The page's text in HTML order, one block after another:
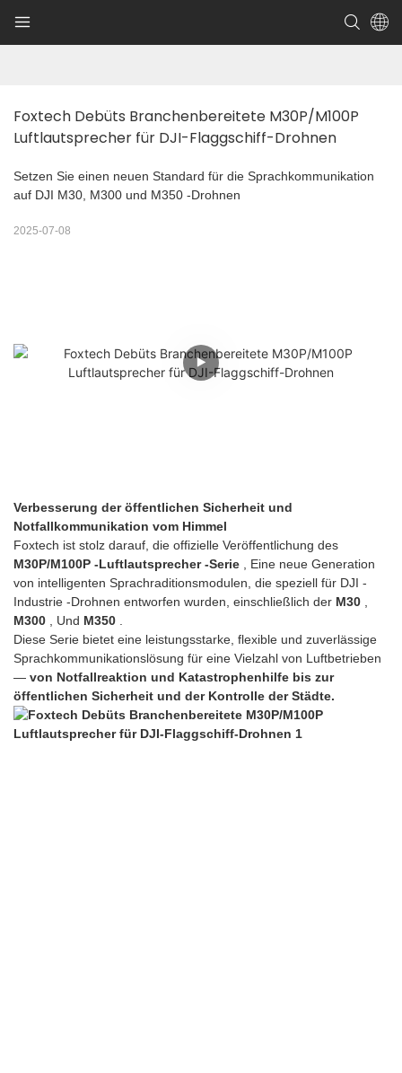
Foxtech Debüts Branchenbereitete M30P/M100P
Luftlautsprecher für DJI-Flaggschiff-Drohnen
Setzen Sie einen neuen Standard für die Sprachkommunikation
auf DJI M30, M300 und M350 -Drohnen
2025-07-08
Verbesserung der öffentlichen Sicherheit und
Notfallkommunikation vom Himmel
Foxtech ist stolz darauf, die offizielle Veröffentlichung des
M30P/M100P -Luftlautsprecher -Serie , Eine neue Generation
von intelligenten Sprachraditionsmodulen, die speziell für DJI -
Industrie -Drohnen entworfen wurden, einschließlich der M30 ,
M300 , Und M350 .
Diese Serie bietet eine leistungsstarke, flexible und zuverlässige
Sprachkommunikationslösung für eine Vielzahl von Luftbetrieben
— von Notfallreaktion und Katastrophenhilfe bis zur
öffentlichen Sicherheit und der Kontrolle der Städte.